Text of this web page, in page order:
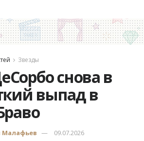
Звезды
снова в
выпад в
Малафьев 09.07.2026